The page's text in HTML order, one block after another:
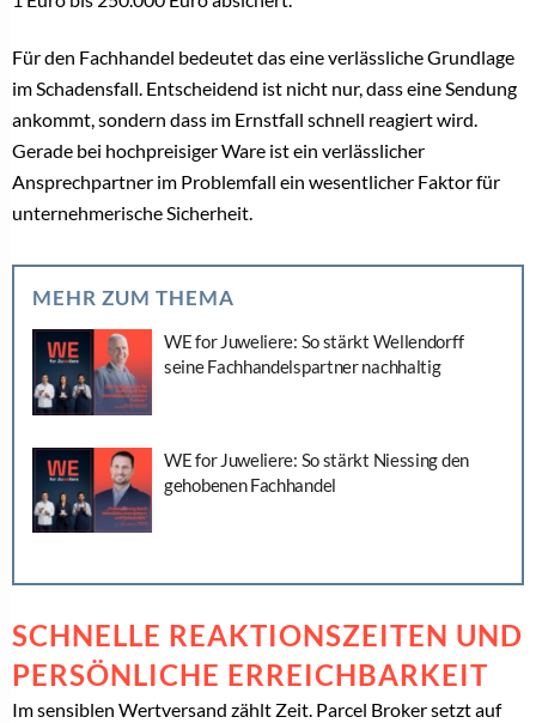
Für den Fachhandel bedeutet das eine verlässliche Grundlage
im Schadensfall. Entscheidend ist nicht nur, dass eine Sendung
ankommt, sondern dass im Ernstfall schnell reagiert wird.
Gerade bei hochpreisiger Ware ist ein verlässlicher
Ansprechpartner im Problemfall ein wesentlicher Faktor für
unternehmerische Sicherheit.
MEHR ZUM THEMA
WE for Juweliere: So stärkt Wellendorff
seine Fachhandelspartner nachhaltig
WE for Juweliere: So stärkt Niessing den
gehobenen Fachhandel
SCHNELLE REAKTIONSZEITEN UND
PERSÖNLICHE ERREICHBARKEIT
Im sensiblen Wertversand zählt Zeit. Parcel Broker setzt auf